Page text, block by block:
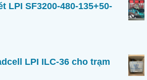
LPI SF3200-480-135+50-
LPI ILC-36 cho trạm